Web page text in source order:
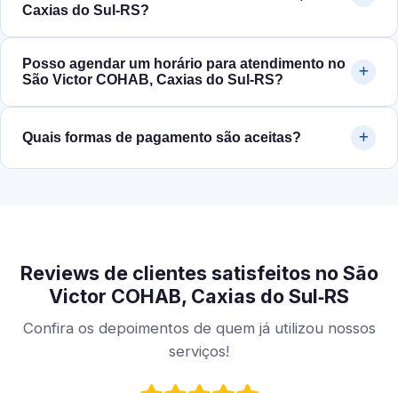
Caxias do Sul‑RS?
Posso agendar um horário para atendimento no
São Victor COHAB, Caxias do Sul‑RS?
Quais formas de pagamento são aceitas?
Reviews de clientes satisfeitos no São
Victor COHAB, Caxias do Sul‑RS
Confira os depoimentos de quem já utilizou nossos
serviços!